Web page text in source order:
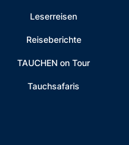
Leserreisen
Reiseberichte
TAUCHEN on Tour
Tauchsafaris